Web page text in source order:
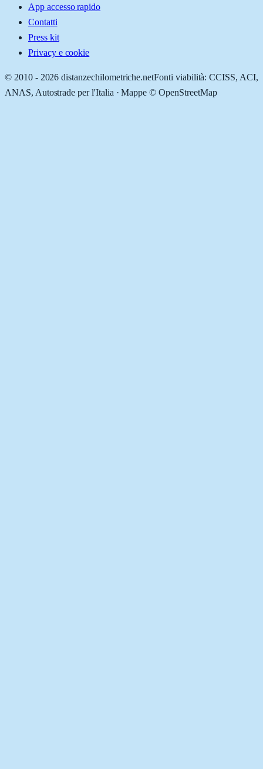
App accesso rapido
Contatti
Press kit
Privacy e cookie
© 2010 - 2026 distanzechilometriche.netFonti viabilità: CCISS, ACI,
ANAS, Autostrade per l'Italia · Mappe © OpenStreetMap